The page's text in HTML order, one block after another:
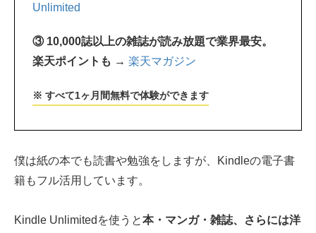
Unlimited
③ 10,000誌以上の雑誌が読み放題で業界最安。
楽天ポイントも → 楽天マガジン
※ すべて1ヶ月間無料で体験ができます
僕は紙の本でも読書や勉強をしますが、Kindleの電子書
籍もフル活用しています。
Kindle Unlimitedを使うと本・マンガ・雑誌、さらには洋